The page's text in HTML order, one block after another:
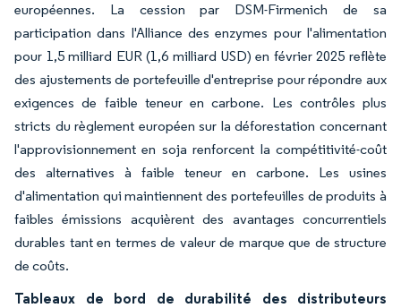
européennes. La cession par DSM-Firmenich de sa
participation dans l'Alliance des enzymes pour l'alimentation
pour 1,5 milliard EUR (1,6 milliard USD) en février 2025 reflète
des ajustements de portefeuille d'entreprise pour répondre aux
exigences de faible teneur en carbone. Les contrôles plus
stricts du règlement européen sur la déforestation concernant
l'approvisionnement en soja renforcent la compétitivité-coût
des alternatives à faible teneur en carbone. Les usines
d'alimentation qui maintiennent des portefeuilles de produits à
faibles émissions acquièrent des avantages concurrentiels
durables tant en termes de valeur de marque que de structure
de coûts.
Tableaux de bord de durabilité des distributeurs